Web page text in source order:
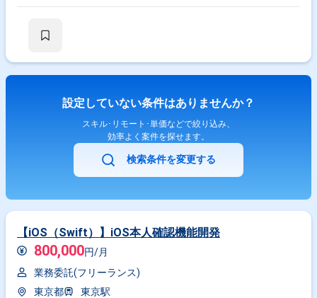
不具合修正対応 画面およびAPIの改修実装 テスト実施および動作検証対応
設定していない条件はありませんか？
スキル･リモート･単価などで絞り込み、
効率よく案件を探せます。
検索条件を変更する
【iOS（Swift）】iOS本人確認機能開発
800,000円/月
業務委託(フリーランス)
東京都
東京駅